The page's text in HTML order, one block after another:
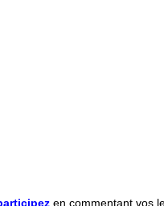
en commentant vos